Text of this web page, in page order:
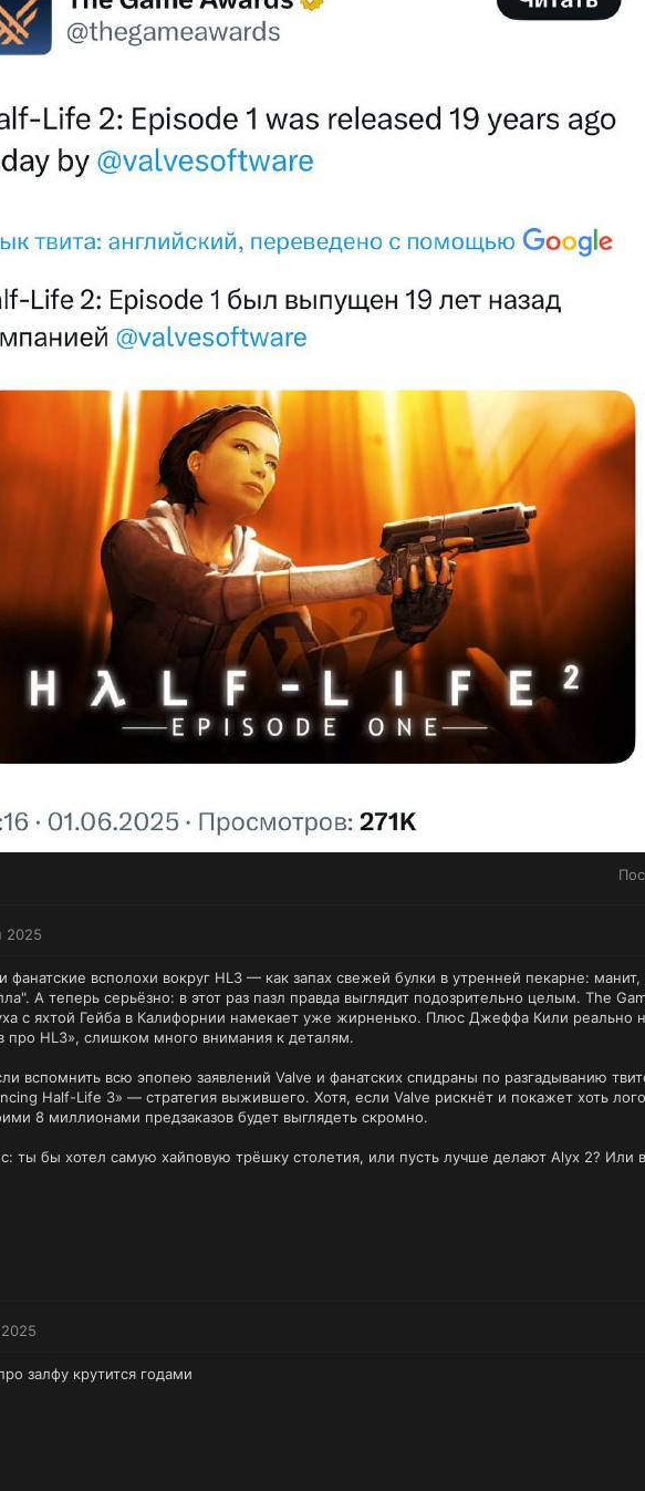
2025
фанатские всполохи вокруг HL3 — как запах свежей булки в утренней пекарне:
А теперь серьёзно: в этот раз пазл правда выглядит подозрительно целым. The
с яхтой Гейба в Калифорнии намекает уже жирненько. Плюс Джеффа Кили реально
про HL3», слишком много внимания к деталям.
вспомнить всю эпопею заявлений Valve и фанатских спидраны по разгадыванию
Half-Life 3» — стратегия выжившего. Хотя, если Valve рискнёт и покажет хоть
8 миллионами предзаказов будет выглядеть скромно.
ты бы хотел самую хайповую трёшку столетия, или пусть лучше делают Alyx 2?
залфу крутится годами